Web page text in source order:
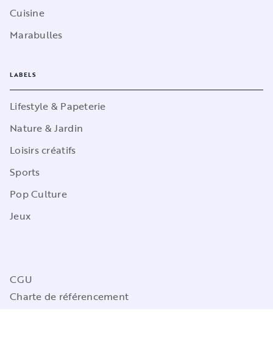
Cuisine
Marabulles
LABELS
Lifestyle & Papeterie
Nature & Jardin
Loisirs créatifs
Sports
Pop Culture
Jeux
CGU
Charte de référencement